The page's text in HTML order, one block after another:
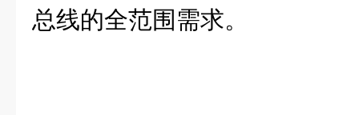
总线的全范围需求。